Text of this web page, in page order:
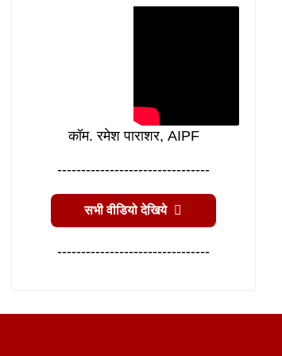
कॉम. रमेश पाराशर, AIPF
--------------------------------
सभी वीडियो देखिये
--------------------------------